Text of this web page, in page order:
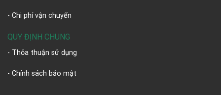
- Chi phí vận chuyển
QUY ĐỊNH CHUNG
- Thỏa thuận sử dụng
- Chính sách bảo mật